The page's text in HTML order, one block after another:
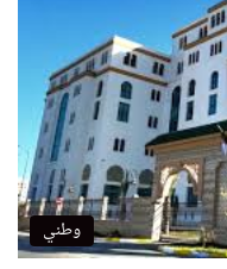
وطني